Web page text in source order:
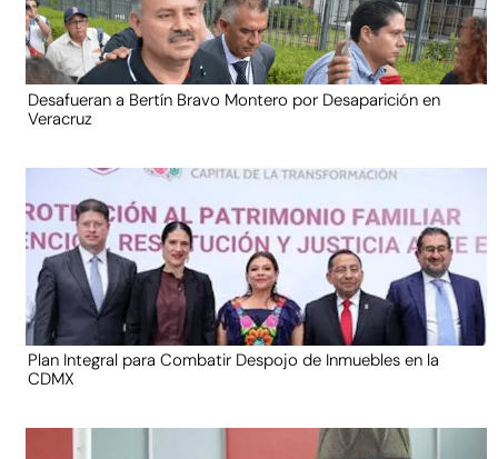
Desafueran a Bertín Bravo Montero por Desaparición en
Veracruz
Plan Integral para Combatir Despojo de Inmuebles en la
CDMX